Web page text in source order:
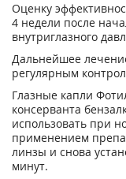
Оценку
4 недели после
внутриглазного
Дальнейшее
регулярным
Глазные капли
консерванта
использовать при
применением
линзы и снова
минут.